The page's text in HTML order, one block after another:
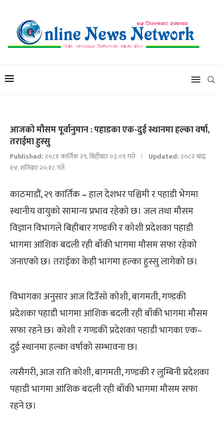
आजको मौसम पूर्वानुमान : पहाडका एक-दुई स्थानमा हल्का वर्षा,
तराईमा हुस्सु
Published:२०८१ कार्तिक २९, बिहीबार ०३:०९ गते Updated:२०८२ भाद्र
१४, शनिबार २०:१८ गते
काठमाडौं, २९ कार्तिक–हाल देशभर पश्चिमी र पहाडी भेगमा
स्थानीय वायुको सामान्य प्रभाव रहेको छ। जल तथा मौसम
विज्ञान विभागले बिहीबार गण्डकी र कोशी प्रदेशका पहाडी
भागमा आंशिक बदली रही बाँकी भागमा मौसम सफा रहेको
जनाएको छ। तराईका केही भागमा हल्का हुस्सु लागेको छ।
विभागका अनुसार आज दिउँसो कोशी, बागमती, गण्डकी
प्रदेशका पहाडी भागमा आंशिक बदली रही बाँकी भागमा मौसम
सफा रहने छ। कोशी र गण्डकी प्रदेशका पहाडी भागका एक–
दुई स्थानमा हल्का वर्षाको सम्भावना छ।
त्यसैगरी, आज राति कोशी, बागमती, गण्डकी र लुम्बिनी प्रदेशका
पहाडी भागमा आंशिक बदली रही बाँकी भागमा मौसम सफा
रहने छ।